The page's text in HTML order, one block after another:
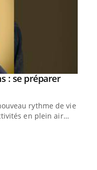
: se préparer
rythme de vie !
en plein air…